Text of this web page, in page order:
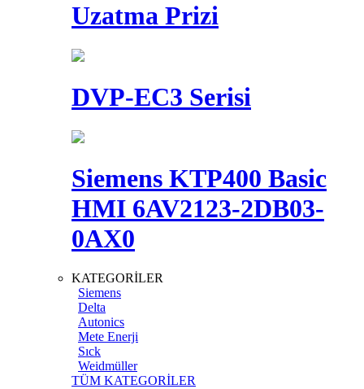
Uzatma Prizi
DVP-EC3 Serisi
Siemens KTP400 Basic
HMI 6AV2123-2DB03-
0AX0
KATEGORİLER
Siemens
Delta
Autonics
Mete Enerji
Sıck
Weidmüller
TÜM KATEGORİLER